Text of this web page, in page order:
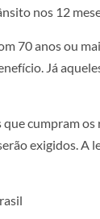
nos 12
70 anos ou
Já
cumpram os
exigidos. A